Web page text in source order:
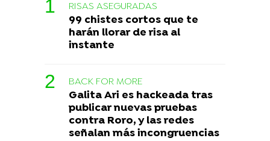
RISAS ASEGURADAS
99 chistes cortos que te
harán llorar de risa al
instante
BACK FOR MORE
Galita Ari es hackeada tras
publicar nuevas pruebas
contra Roro, y las redes
señalan más incongruencias